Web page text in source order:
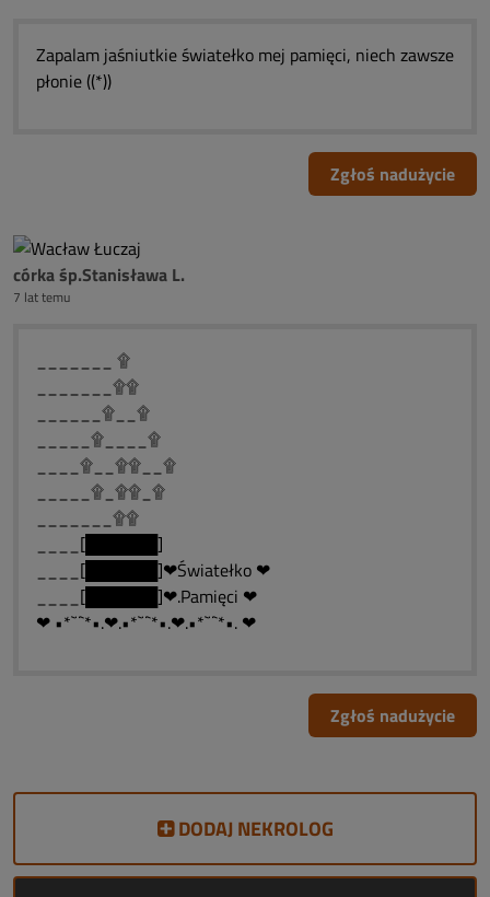
Zapalam jaśniutkie światełko mej pamięci, niech zawsze
płonie ((*))
Zgłoś nadużycie
córka śp.Stanisława L.
7 lat temu
_______ ۩
_______۩۩
______۩__۩
_____۩____۩
____۩__۩۩__۩
_____۩_۩۩_۩
_______۩۩
____[██████]
____[██████]❤Światełko ❤
____[██████]❤.Pamięci ❤
❤ •*`¨`*•.❤.•*`¨`*•.❤.•*`¨`*•. ❤
Zgłoś nadużycie
DODAJ NEKROLOG